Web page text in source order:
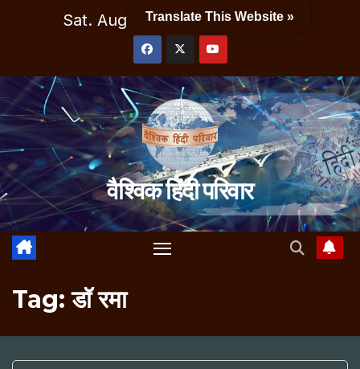
Sat. Aug 8th, 2026 7:29:37 PM
वैश्विक हिंदी परिवार
Tag:डॉ रमा
Translate This Website »